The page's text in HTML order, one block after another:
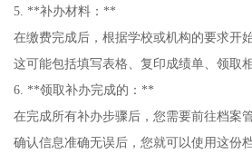
5. **补办材料：**
在缴费完成后，根据学校或机构的要求开
这可能包括填写表格、复印成绩单、领取
6. **领取补办完成的：**
在完成所有补办步骤后，您需要前往档案
确认信息准确无误后，您就可以使用这份